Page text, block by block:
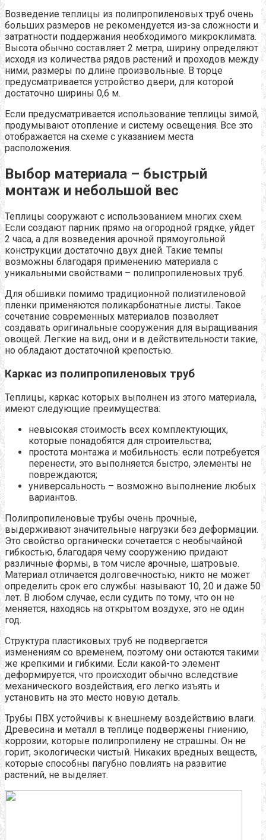
Возведение теплицы из полипропиленовых труб очень
больших размеров не рекомендуется из-за сложности и
затратности поддержания необходимого микроклимата.
Высота обычно составляет 2 метра, ширину определяют
исходя из количества рядов растений и проходов между
ними, размеры по длине произвольные. В торце
предусматривается устройство двери, для которой
достаточно ширины 0,6 м.
Если предусматривается использование теплицы зимой,
продумывают отопление и систему освещения. Все это
отображается на схеме с указанием места
расположения.
Выбор материала – быстрый
монтаж и небольшой вес
Теплицы сооружают с использованием многих схем.
Если создают парник прямо на огородной грядке, уйдет
2 часа, а для возведения арочной прямоугольной
конструкции достаточно двух дней. Такие темпы
возможны благодаря применению материала с
уникальными свойствами – полипропиленовых труб.
Для обшивки помимо традиционной полиэтиленовой
пленки применяются поликарбонатные листы. Такое
сочетание современных материалов позволяет
создавать оригинальные сооружения для выращивания
овощей. Легкие на вид, они и в действительности такие,
но обладают достаточной крепостью.
Каркас из полипропиленовых труб
Теплицы, каркас которых выполнен из этого материала,
имеют следующие преимущества:
невысокая стоимость всех комплектующих,
которые понадобятся для строительства;
простота монтажа и мобильность: если потребуется
перенести, это выполняется быстро, элементы не
повреждаются;
универсальность – возможно выполнение любых
вариантов.
Полипропиленовые трубы очень прочные,
выдерживают значительные нагрузки без деформации.
Это свойство органически сочетается с необычайной
гибкостью, благодаря чему сооружению придают
различные формы, в том числе арочные, шатровые.
Материал отличается долговечностью, никто не может
определить срок его службы: называют 10, 20 и даже 50
лет. В любом случае, если судить по тому, что он не
меняется, находясь на открытом воздухе, это не один
год.
Структура пластиковых труб не подвергается
изменениям со временем, поэтому они остаются такими
же крепкими и гибкими. Если какой-то элемент
деформируется, что происходит обычно вследствие
механического воздействия, его легко изъять и
установить на это место новую деталь.
Трубы ПВХ устойчивы к внешнему воздействию влаги.
Древесина и металл в теплице подвержены гниению,
коррозии, которые полипропилену не страшны. Он не
горит, экологически чистый. Никаких вредных веществ,
которые способны пагубно повлиять на развитие
растений, не выделяет.